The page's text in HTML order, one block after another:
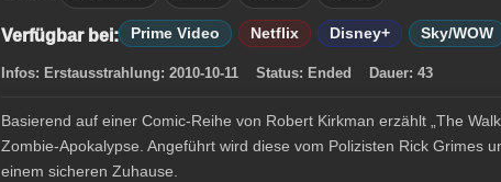
Verfügbar bei: Prime Video Netflix Disney+ Sky/WOW
Infos: Erstausstrahlung: 2010-10-11 Status: Ended Dauer: 43
Basierend auf einer Comic-Reihe von Robert Kirkman erzählt „The
Zombie-Apokalypse. Angeführt wird diese vom Polizisten Rick Grimes
einem sicheren Zuhause.